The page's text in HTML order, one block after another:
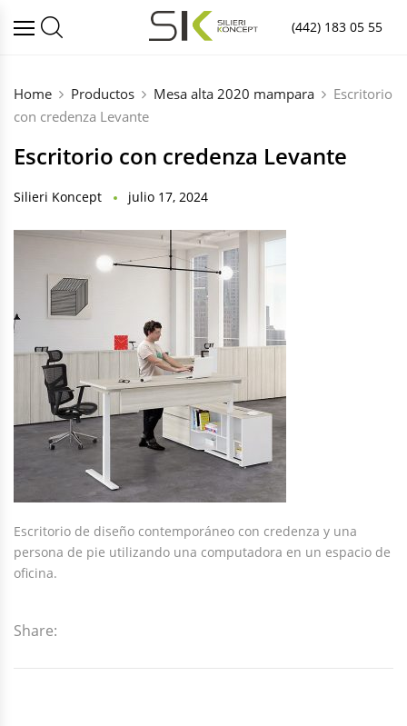
(442) 183 05 55
Home Productos Mesa alta 2020 mampara
Escritorio
con credenza Levante
Escritorio con credenza Levante
Silieri Koncept julio 17, 2024
Escritorio de diseño contemporáneo con credenza y una
persona de pie utilizando una computadora en un espacio de
oficina.
Share: